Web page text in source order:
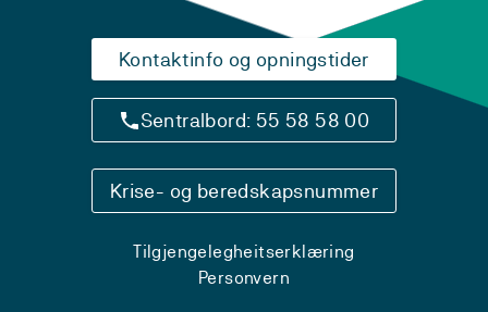
Kontaktinfo og opningstider
Sentralbord: 55 58 58 00
Krise- og beredskapsnummer
Tilgjengelegheitserklæring
Personvern